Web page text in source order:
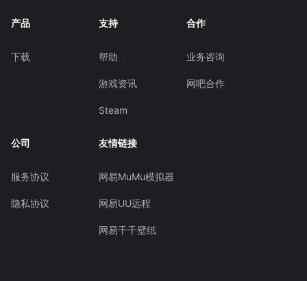
产品
下载
支持
帮助
游戏资讯
Steam
合作
业务咨询
网吧合作
公司
服务协议
隐私协议
友情链接
网易MuMu模拟器
网易UU远程
网易千千壁纸